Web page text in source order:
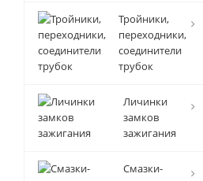
Тройники,
переходники,
соединители
трубок
Личинки
замков
зажигания
Смазки-